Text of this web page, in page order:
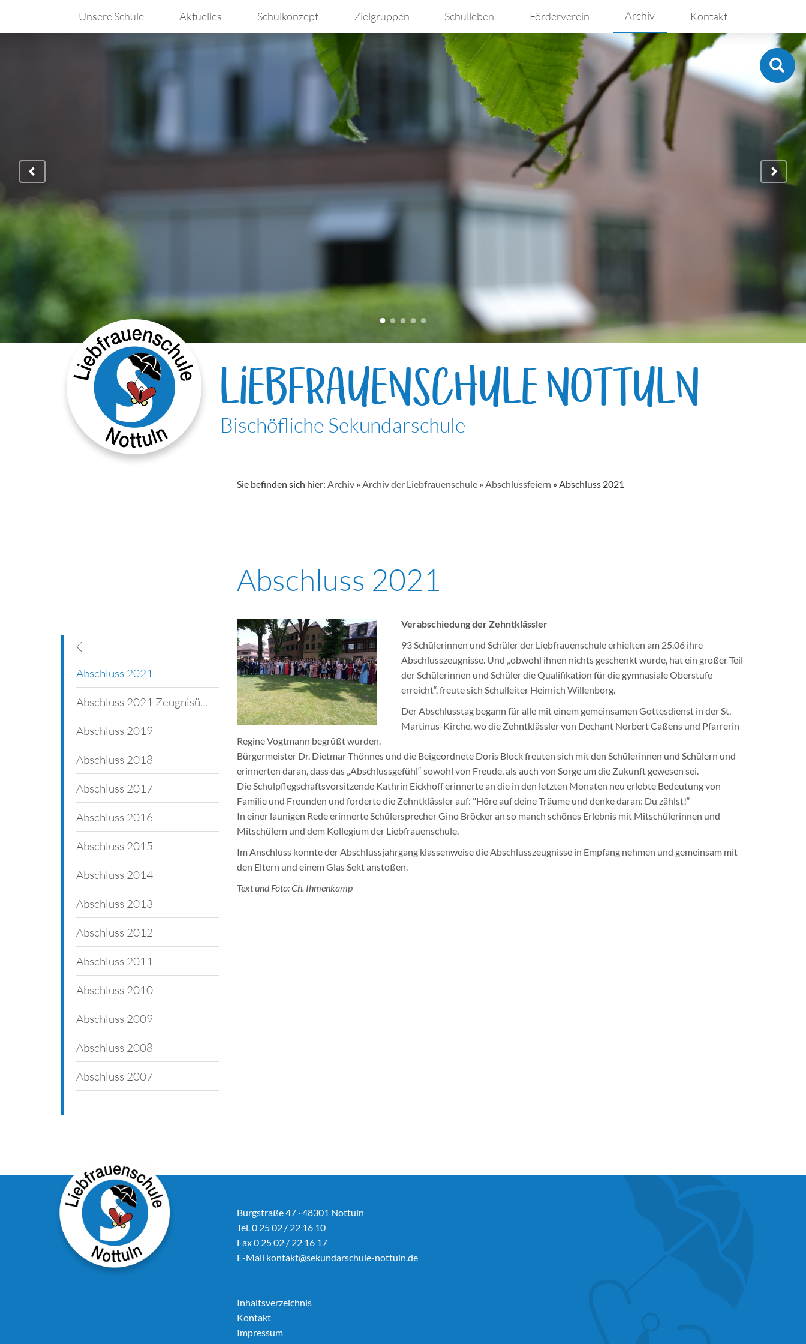
Unsere Schule Aktuelles Schulkonzept Zielgruppen Schulleben Förderverein Archiv Kontakt
LIEBFRAUENSCHULE NOTTULN
Bischöfliche Sekundarschule
Sie befinden sich hier: Archiv»Archiv der Liebfrauenschule»Abschlussfeiern »Abschluss 2021
Neuer Schulleiter
Abschiedsfest für Uli Suttrup
Musical AG
Wie es früher war
Abschlussfeiern
Juxtage
Klassenfahrten
Schulfeste
Projekte
Afrika-Aktionstage
Schulfahrten
Polenaustausch
Abschluss 2021
Abschluss 2021 Zeugnisübergabe
Abschluss 2019
Abschluss 2018
Abschluss 2017
Abschluss 2016
Abschluss 2015
Abschluss 2014
Abschluss 2013
Abschluss 2012
Abschluss 2011
Abschluss 2010
Abschluss 2009
Abschluss 2008
Abschluss 2007
Abschluss 2021
Verabschiedung der Zehntklässler
93 Schülerinnen und Schüler der Liebfrauenschule erhielten am 25.06 ihre
Abschlusszeugnisse. Und „obwohl ihnen nichts geschenkt wurde, hat ein großer Teil
der Schülerinnen und Schüler die Qualifikation für die gymnasiale Oberstufe
erreicht“, freute sich Schulleiter Heinrich Willenborg.
Der Abschlusstag begann für alle mit einem gemeinsamen Gottesdienst in der St.
Martinus-Kirche, wo die Zehntklässler von Dechant Norbert Caßens und Pfarrerin
Regine Vogtmann begrüßt wurden.
Bürgermeister Dr. Dietmar Thönnes und die Beigeordnete Doris Block freuten sich mit den Schülerinnen und Schülern und
erinnerten daran, dass das „Abschlussgefühl“ sowohl von Freude, als auch von Sorge um die Zukunft gewesen sei.
Die Schulpflegschaftsvorsitzende Kathrin Eickhoff erinnerte an die in den letzten Monaten neu erlebte Bedeutung von
Familie und Freunden und forderte die Zehntklässler auf: "Höre auf deine Träume und denke daran: Du zählst!“
In einer launigen Rede erinnerte Schülersprecher Gino Bröcker an so manch schönes Erlebnis mit Mitschülerinnen und
Mitschülern und dem Kollegium der Liebfrauenschule.
Im Anschluss konnte der Abschlussjahrgang klassenweise die Abschlusszeugnisse in Empfang nehmen und gemeinsam mit
den Eltern und einem Glas Sekt anstoßen.
Text und Foto: Ch. Ihmenkamp
Burgstraße 47 · 48301 Nottuln
Tel. 0 25 02 / 22 16 10
Fax 0 25 02 / 22 16 17
E-Mail kontakt@sekundarschule-nottuln.de
Inhaltsverzeichnis
Kontakt
Impressum